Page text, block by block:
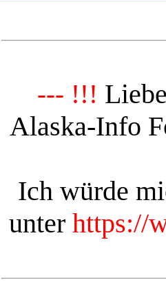
--- !!!
Alaska-Info
Ich würde
unter https://